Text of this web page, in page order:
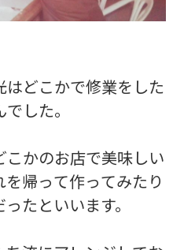
どこかで修業をした
した。
かのお店で美味しい
帰って作ってみたり
たといいます。